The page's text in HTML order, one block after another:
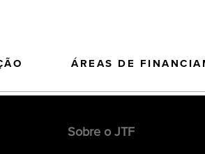
ÁREAS DE
Sobre o JTF